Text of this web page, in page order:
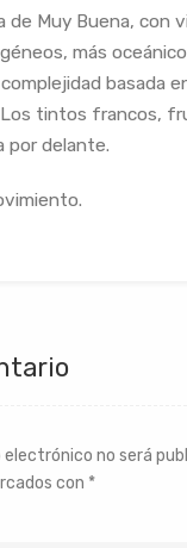
de Muy Buena, con
más
basada
Los tintos francos,
por delante.
no será
con *